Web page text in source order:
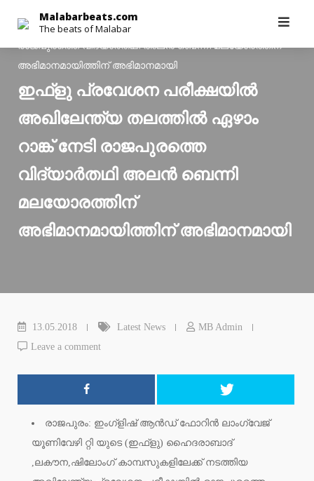
content
Malabarbeats.com
The beats of Malabar
പരീക്ഷയില്‍ അഖിലേന്ത്യ തലത്തില്‍ ഏഴാം റാങ്ക് നേടി
രാജപുരത്തെ വിദ്യാര്‍തഥി അലന്‍ ബെന്നി മലയോരത്തിന്
അഭിമാനമായിത്തിന് അഭിമാനമായി
ഇഫ്ളു പ്രവേശന പരീക്ഷയില്‍
അഖിലേന്ത്യ തലത്തില്‍ ഏഴാം
റാങ്ക് നേടി രാജപുരത്തെ
വിദ്യാര്‍തഥി അലന്‍ ബെന്നി
മലയോരത്തിന്
അഭിമാനമായിത്തിന് അഭിമാനമായി
13.05.2018 Latest News
MB Admin
Leave a comment
രാജപുരം: ഇംഗ്ളിഷ് ആന്‍ഡ് ഫോറിന്‍ ലാംഗ്വേജ്
യൂണിവേഴി റ്റി യുടെ (ഇഫ്ളു) ഹൈദരാബാദ്
,ലകൗന,ഷിലോംഗ് കാമ്പസുകളിലേക്ക് നടത്തിയ